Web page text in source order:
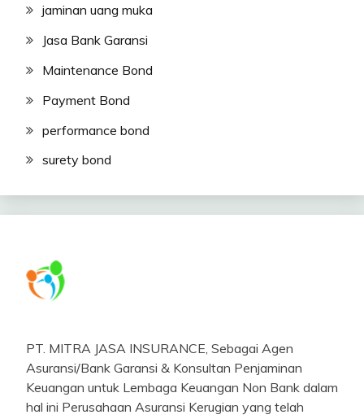
jaminan uang muka
Jasa Bank Garansi
Maintenance Bond
Payment Bond
performance bond
surety bond
PT. MITRA JASA INSURANCE, Sebagai Agen
Asuransi/Bank Garansi & Konsultan Penjaminan
Keuangan untuk Lembaga Keuangan Non Bank dalam
hal ini Perusahaan Asuransi Kerugian yang telah